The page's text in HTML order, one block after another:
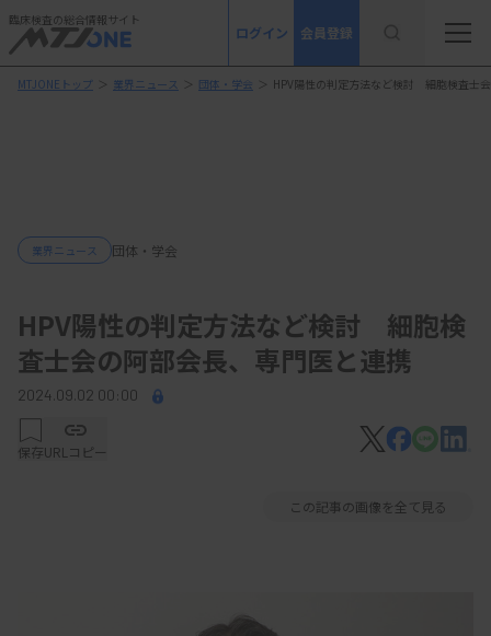
臨床検査の総合情報サイト
ログイン 会員登録
MTJONEトップ ＞ 業界ニュース ＞ 団体・学会 ＞ HPV陽性の判定方法など検討 細胞検査士
業界ニュース 団体・学会
HPV陽性の判定方法など検討 細胞検
査士会の阿部会長、専門医と連携
2024.09.02 00:00
保存URLコピー
この記事の画像を全て見る